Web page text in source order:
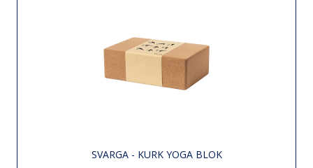
SVARGA - KURK YOGA BLOK